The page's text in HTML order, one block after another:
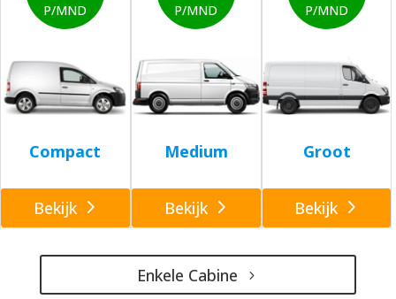
P/MND
Compact
Bekijk
P/MND
Medium
Bekijk
P/MND
Groot
Bekijk
Enkele Cabine